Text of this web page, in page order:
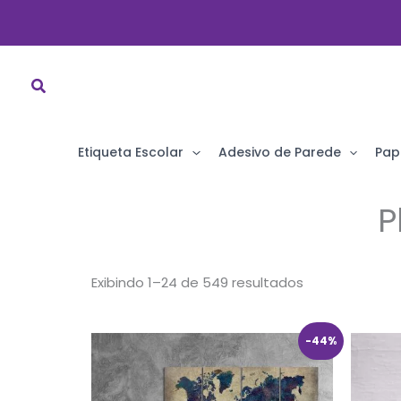
Ir
Etiqueta Escolar Adesivo de Parede
Exibindo 1–24 de 549 resultados
-44%
O
preço
original
era:
preço
atual
é: